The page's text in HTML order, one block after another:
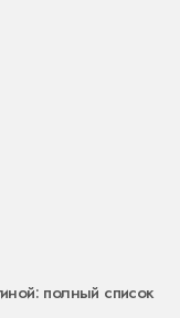
полный список